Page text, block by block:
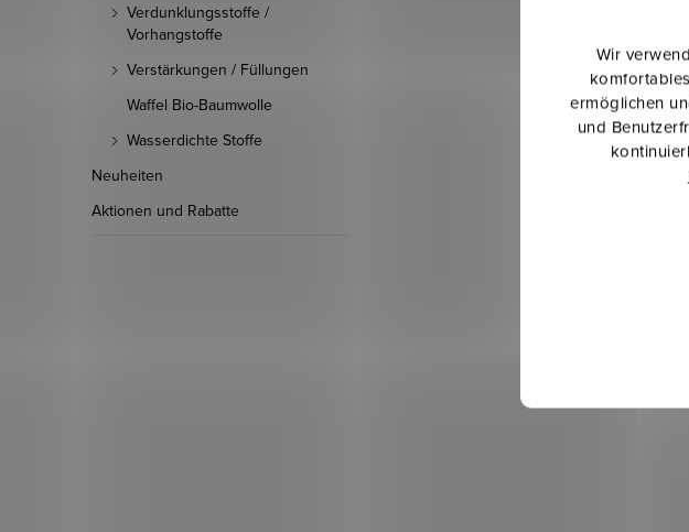
Wir
ermöglichen
und
Verdunklungsstoffe /
Vorhangstoffe
Verstärkungen / Füllungen
Waffel Bio-Baumwolle
Wasserdichte Stoffe
Neuheiten
Aktionen und Rabatte